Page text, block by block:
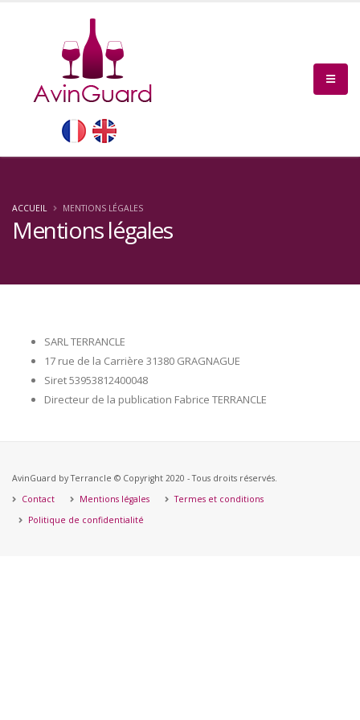
Mentions légales
ACCUEIL MENTIONS LÉGALES
SARL TERRANCLE
17 rue de la Carrière 31380 GRAGNAGUE
Siret 53953812400048
Directeur de la publication Fabrice TERRANCLE
AvinGuard by Terrancle © Copyright 2020 - Tous droits réservés.
Contact
Mentions légales
Termes et conditions
Politique de confidentialité